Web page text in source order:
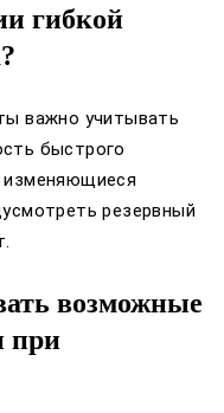
гибкой
важно учитывать
быстрого
изменяющиеся
резервный
возможные
при